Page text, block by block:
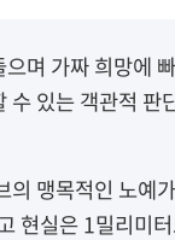
며 가짜 희망에
있는 객관적 판
의 맹목적인 노예
현실은 1밀리미